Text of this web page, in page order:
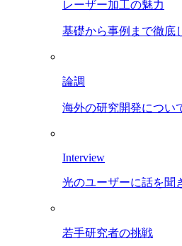
レーザー加工の魅力
基礎から事例まで徹底
論調
海外の研究開発につい
Interview
光のユーザーに話を聞
若手研究者の挑戦